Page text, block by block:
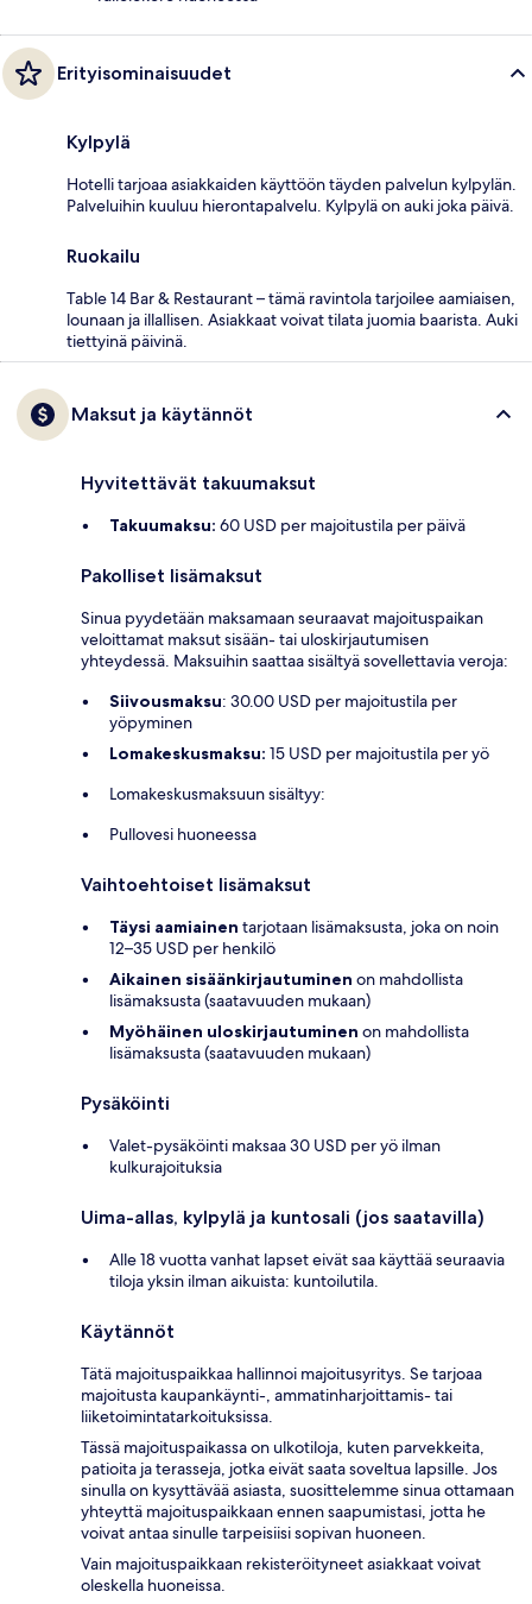
Erityisominaisuudet
Kylpylä
Hotelli tarjoaa asiakkaiden käyttöön täyden palvelun kylpylän.
Palveluihin kuuluu hierontapalvelu. Kylpylä on auki joka päivä.
Ruokailu
Table 14 Bar & Restaurant – tämä ravintola tarjoilee aamiaisen,
lounaan ja illallisen. Asiakkaat voivat tilata juomia baarista. Auki
tiettyinä päivinä.
Maksut ja käytännöt
Hyvitettävät takuumaksut
Takuumaksu: 60 USD per majoitustila per päivä
Pakolliset lisämaksut
Sinua pyydetään maksamaan seuraavat majoituspaikan
veloittamat maksut sisään- tai uloskirjautumisen
yhteydessä. Maksuihin saattaa sisältyä sovellettavia veroja:
Siivousmaksu: 30.00 USD per majoitustila per
yöpyminen
Lomakeskusmaksu: 15 USD per majoitustila per yö
Lomakeskusmaksuun sisältyy:
Pullovesi huoneessa
Vaihtoehtoiset lisämaksut
Täysi aamiainen tarjotaan lisämaksusta, joka on noin
12–35 USD per henkilö
Aikainen sisäänkirjautuminen on mahdollista
lisämaksusta (saatavuuden mukaan)
Myöhäinen uloskirjautuminen on mahdollista
lisämaksusta (saatavuuden mukaan)
Pysäköinti
Valet-pysäköinti maksaa 30 USD per yö ilman
kulkurajoituksia
Uima-allas, kylpylä ja kuntosali (jos saatavilla)
Alle 18 vuotta vanhat lapset eivät saa käyttää seuraavia
tiloja yksin ilman aikuista: kuntoilutila.
Käytännöt
Tätä majoituspaikkaa hallinnoi majoitusyritys. Se tarjoaa
majoitusta kaupankäynti-, ammatinharjoittamis- tai
liiketoimintatarkoituksissa.
Tässä majoituspaikassa on ulkotiloja, kuten parvekkeita,
patioita ja terasseja, jotka eivät saata soveltua lapsille. Jos
sinulla on kysyttävää asiasta, suosittelemme sinua ottamaan
yhteyttä majoituspaikkaan ennen saapumistasi, jotta he
voivat antaa sinulle tarpeisiisi sopivan huoneen.
Vain majoituspaikkaan rekisteröityneet asiakkaat voivat
oleskella huoneissa.